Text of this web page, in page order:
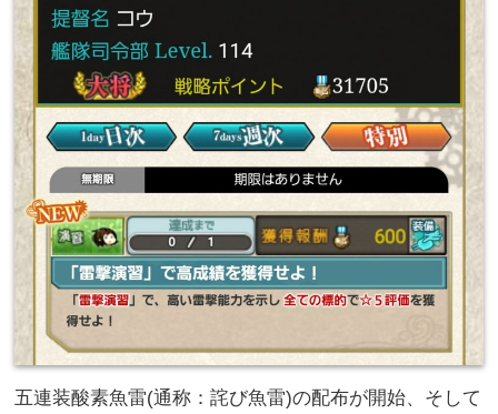
五連装酸素魚雷(通称：詫び魚雷)の配布が開始、そして